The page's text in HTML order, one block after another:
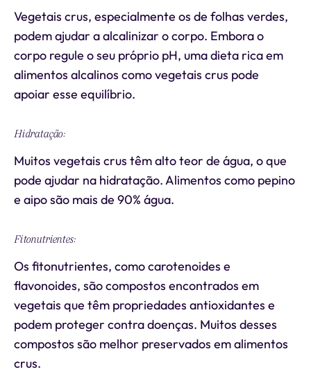
Vegetais crus, especialmente os de folhas verdes,
podem ajudar a alcalinizar o corpo. Embora o
corpo regule o seu próprio pH, uma dieta rica em
alimentos alcalinos como vegetais crus pode
apoiar esse equilíbrio.
Hidratação:
Muitos vegetais crus têm alto teor de água, o que
pode ajudar na hidratação. Alimentos como pepino
e aipo são mais de 90% água.
Fitonutrientes:
Os fitonutrientes, como carotenoides e
flavonoides, são compostos encontrados em
vegetais que têm propriedades antioxidantes e
podem proteger contra doenças. Muitos desses
compostos são melhor preservados em alimentos
crus.